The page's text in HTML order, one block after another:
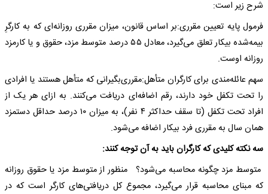
شرح زیر است:
فرمول پایه تعیین مقرری:بر اساس قانون، میزان مقرری روزانه‌ای که به کارگرِ
بیمه‌شده بیکار تعلق می‌گیرد، معادل ۵۵ درصد متوسط مزد، حقوق و یا کارمزد
روزانه اوست.
سهم عائله‌مندی برای کارگران متأهل:مقرری‌بگیرانی که متأهل هستند یا افرادی
را تحت تکفل خود دارند، رقم اضافه‌ای دریافت می‌کنند. به ازای هر یک از
افراد تحت تکفل (تا سقف حداکثر ۴ نفر)، به میزان ۱۰ درصد حداقل دستمزد
همان سال به مقرری فرد بیکار اضافه می‌شود.
سه نکته کلیدی که کارگران باید به آن توجه کنند:
متوسط مزد چگونه محاسبه می‌شود؟ منظور از متوسط مزد یا حقوق روزانه
که مبنای محاسبه قرار می‌گیرد، مجموع کل دریافتی‌های کارگر است که در